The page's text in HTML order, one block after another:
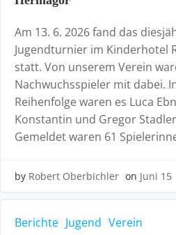
Am 13. 6. 2026 fand das
Jugendturnier im Kinderhotel
statt. Von unserem Verein
Nachwuchsspieler mit dabei.
Reihenfolge waren es Luca
Konstantin und Gregor
Gemeldet waren 61
by Robert Oberbichler on Juni 15
Berichte Jugend Verein